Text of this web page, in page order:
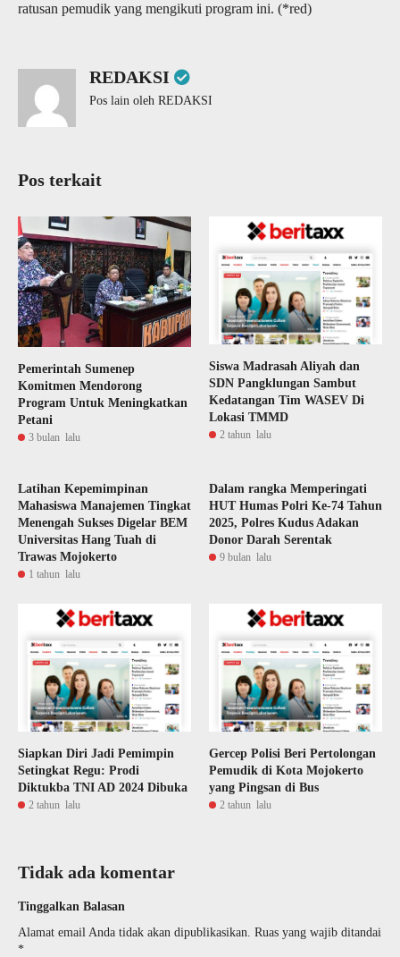
ratusan pemudik yang mengikuti program ini. (*red)
REDAKSI
Pos lain oleh REDAKSI
Pos terkait
Pemerintah Sumenep
Komitmen Mendorong
Program Untuk Meningkatkan
Petani
3 bulan lalu
Siswa Madrasah Aliyah dan
SDN Pangklungan Sambut
Kedatangan Tim WASEV Di
Lokasi TMMD
2 tahun lalu
Latihan Kepemimpinan
Mahasiswa Manajemen Tingkat
Menengah Sukses Digelar BEM
Universitas Hang Tuah di
Trawas Mojokerto
1 tahun lalu
Dalam rangka Memperingati
HUT Humas Polri Ke-74 Tahun
2025, Polres Kudus Adakan
Donor Darah Serentak
9 bulan lalu
Siapkan Diri Jadi Pemimpin
Setingkat Regu: Prodi
Diktukba TNI AD 2024 Dibuka
2 tahun lalu
Gercep Polisi Beri Pertolongan
Pemudik di Kota Mojokerto
yang Pingsan di Bus
2 tahun lalu
Tidak ada komentar
Tinggalkan Balasan
Alamat email Anda tidak akan dipublikasikan. Ruas yang wajib ditandai
*